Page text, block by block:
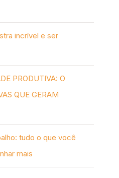
incrível e ser
PRODUTIVA: O
QUE GERAM
tudo o que você
mais